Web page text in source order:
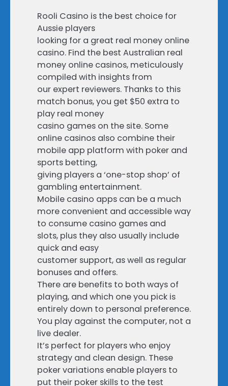
Rooli Casino is the best choice for
Aussie players
looking for a great real money online
casino. Find the best Australian real
money online casinos, meticulously
compiled with insights from
our expert reviewers. Thanks to this
match bonus, you get $50 extra to
play real money
casino games on the site. Some
online casinos also combine their
mobile app platform with poker and
sports betting,
giving players a ‘one-stop shop’ of
gambling entertainment.
Mobile casino apps can be a much
more convenient and accessible way
to consume casino games and
slots, plus they also usually include
quick and easy
customer support, as well as regular
bonuses and offers.
There are benefits to both ways of
playing, and which one you pick is
entirely down to personal preference.
You play against the computer, not a
live dealer.
It’s perfect for players who enjoy
strategy and clean design. These
poker variations enable players to
put their poker skills to the test